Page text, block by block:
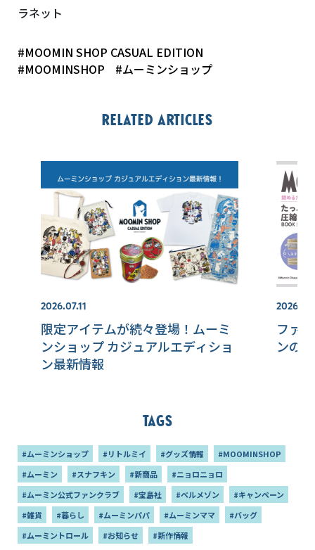
ラネット
#MOOMIN SHOP CASUAL EDITION
#MOOMINSHOP
#ムーミンショップ
Related articles
2026.07.11
限定アイテムが続々登場！ムーミ
ンショップ カジュアルエディショ
ン最新情報
ファ
ンの
Tags
#ムーミンショップ #リトルミイ #グッズ情報
#MOOMINSHOP
#ムーミン
#スナフキン #新商品
#ニョロニョロ
#ムーミン公式ファンクラブ
#宝島社 #ベルメゾン
#キャンペーン
#雑貨
#暮らし #ムーミンパパ #ムーミンママ
#バッグ
#ムーミントロール
#お知らせ #新作情報